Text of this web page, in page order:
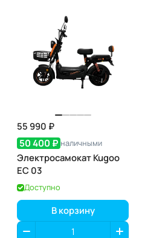
55 990 ₽
50 400 ₽ наличными
Электросамокат Kugoo
EC 03
Доступно
В корзину